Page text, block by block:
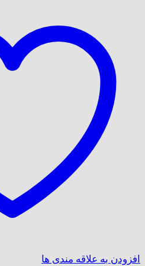
افزودن به علاقه مندی ها